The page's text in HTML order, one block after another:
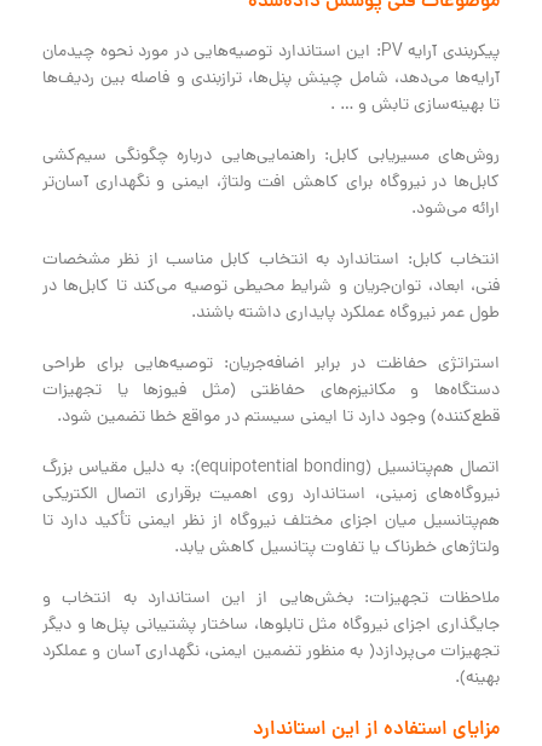
پیکربندی آرایه PV: این استاندارد توصیه‌هایی در مورد نحوه چیدمان
آرایه‌ها می‌دهد، شامل چینش پنل‌ها، ترازبندی و فاصله بین ردیف‌ها
تا بهینه‌سازی تابش و … .
روش‌های مسیریابی کابل: راهنمایی‌هایی درباره چگونگی سیم‌کشی
کابل‌ها در نیروگاه برای کاهش افت ولتاژ، ایمنی و نگهداری آسان‌تر
ارائه می‌شود.
انتخاب کابل: استاندارد به انتخاب کابل مناسب از نظر مشخصات
فنی، ابعاد، توان‌جریان و شرایط محیطی توصیه می‌کند تا کابل‌ها در
طول عمر نیروگاه عملکرد پایداری داشته باشند.
استراتژی حفاظت در برابر اضافه‌جریان: توصیه‌هایی برای طراحی
دستگاه‌ها و مکانیزم‌های حفاظتی (مثل فیوزها یا تجهیزات
قطع‌کننده) وجود دارد تا ایمنی سیستم در مواقع خطا تضمین شود.
اتصال هم‌پتانسیل (equipotential bonding): به دلیل مقیاس بزرگ
نیروگاه‌های زمینی، استاندارد روی اهمیت برقراری اتصال الکتریکی
هم‌پتانسیل میان اجزای مختلف نیروگاه از نظر ایمنی تأکید دارد تا
ولتاژهای خطرناک یا تفاوت پتانسیل کاهش یابد.
ملاحظات تجهیزات: بخش‌هایی از این استاندارد به انتخاب و
جایگذاری اجزای نیروگاه مثل تابلوها، ساختار پشتیبانی پنل‌ها و دیگر
تجهیزات می‌پردازد( به منظور تضمین ایمنی، نگهداری آسان و عملکرد
بهینه).
مزایای استفاده از این استاندارد